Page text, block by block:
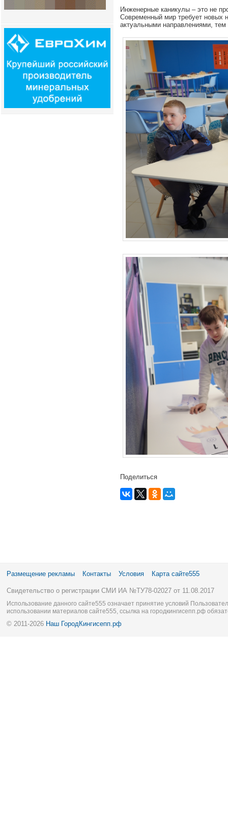
Инженерные каникулы – это не
Современный мир требует новых
актуальными направлениями,
Поделиться
Размещение рекламы Контакты Условия Карта сайте555
Свидетельство о регистрации СМИ ИА №ТУ78-02027 от 11.08.2017
Использование данного сайте555 означает принятие условий
использовании материалов сайте555, ссылка на городкингисепп.рф
© 2011-2026 Наш ГородКингисепп.рф